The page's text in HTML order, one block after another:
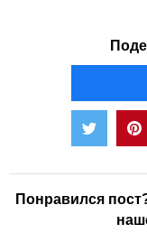
Понравился